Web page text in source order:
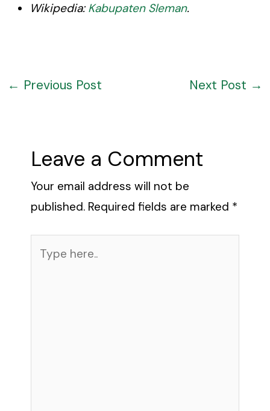
Wikipedia: Kabupaten Sleman.
← Previous Post Next Post →
Leave a Comment
Your email address will not be
published. Required fields are marked *
here..